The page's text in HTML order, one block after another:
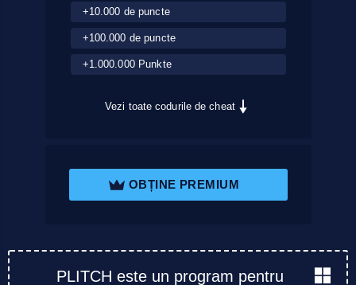
+10.000 de puncte
+100.000 de puncte
+1.000.000 Punkte
Vezi toate codurile de cheat
OBȚINE PREMIUM
PLITCH este un program pentru